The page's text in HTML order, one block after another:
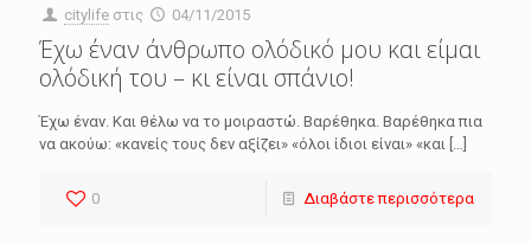
citylife στις 04/11/2015
Έχω έναν άνθρωπο ολόδικό μου και είμαι
ολόδική του – κι είναι σπάνιο!
Έχω έναν. Και θέλω να το μοιραστώ. Βαρέθηκα. Βαρέθηκα πια
να ακούω: «κανείς τους δεν αξίζει» «όλοι ίδιοι είναι» «και
0 Διαβάστε περισσότερα